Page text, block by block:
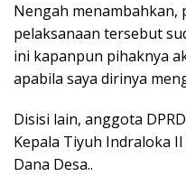
Nengah menambahkan,
pelaksanaan tersebut
ini kapanpun pihaknya
apabila saya dirinya
Disisi lain, anggota
Kepala Tiyuh Indraloka
Dana Desa..